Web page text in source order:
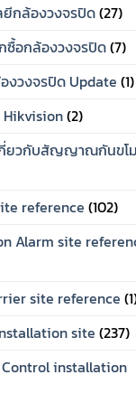
ปิด
2 TB
SYNDOME
VA/360
ยีกล้องวงจรปิด(27)
ซื้อกล้องวงจรปิด(7)
งวงจรปิด Update (1)
Hikvision(2)
กี่ยวกับสัญญาณกันขโ
reference (102)
Alarm site
site reference
site (237)
Control installation